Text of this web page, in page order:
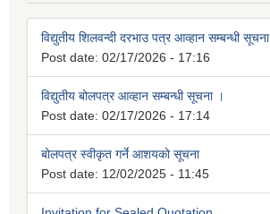
विद्युतीय शिलवन्दी दरभाउ पत्र आव्हान सम्बन्धी सूचना
Post date: 02/17/2026 - 17:16
विद्युतीय बोलपत्र आव्हान सम्बन्धी सूचना ।
Post date: 02/17/2026 - 17:14
बोलपत्र स्वीकृत गर्ने आशयको सूचना
Post date: 12/02/2025 - 11:45